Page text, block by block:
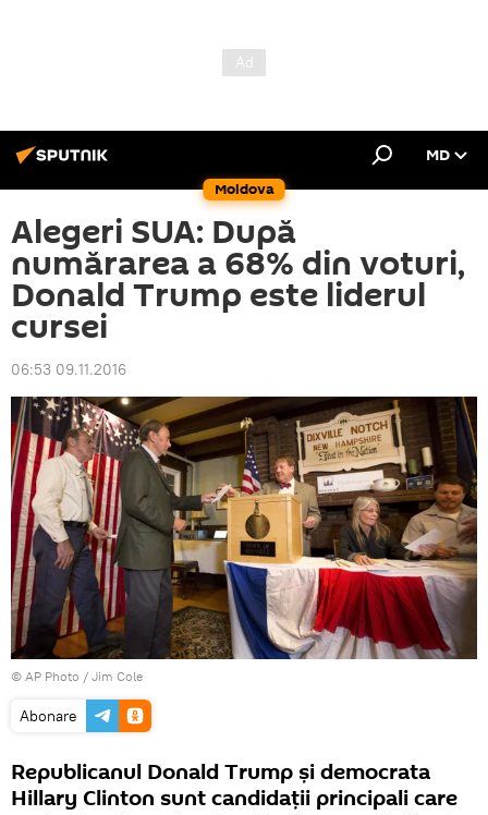
Moldova
MD
Alegeri SUA: După
numărarea a 68% din voturi,
Donald Trump este liderul
cursei
06:53 09.11.2016
© AP Photo / Jim Cole
Abonare
Republicanul Donald Trump şi democrata
Hillary Clinton sunt candidaţii principali care